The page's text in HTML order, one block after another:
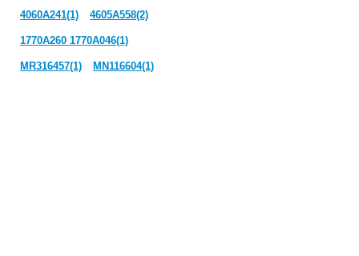
4060A241(1) 4605A558(2)
1770A260 1770A046(1)
MR316457(1) MN116604(1)